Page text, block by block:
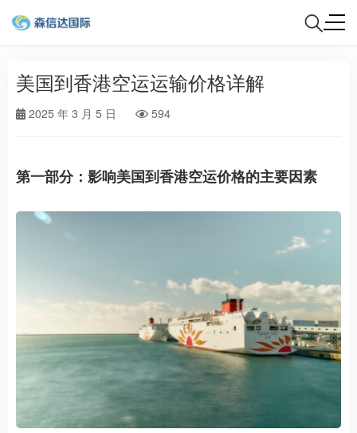
美国到香港空运运输价格详解
2025 年 3 月 5 日 594
第一部分：影响美国到香港空运价格的主要因素